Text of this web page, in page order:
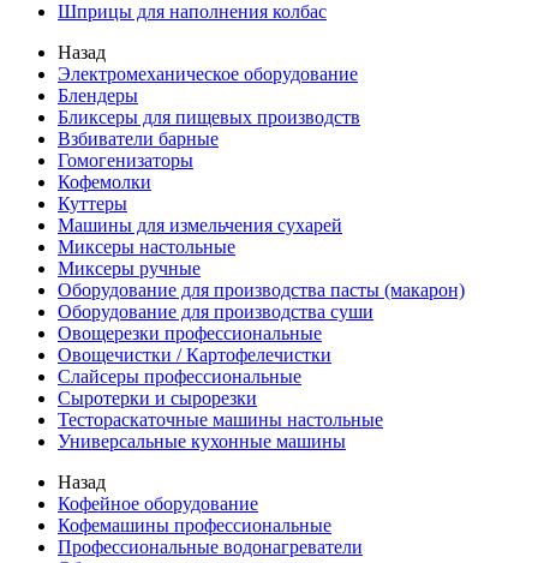
Шприцы для наполнения колбас
Назад
Электромеханическое оборудование
Блендеры
Бликсеры для пищевых производств
Взбиватели барные
Гомогенизаторы
Кофемолки
Куттеры
Машины для измельчения сухарей
Миксеры настольные
Миксеры ручные
Оборудование для производства пасты (макарон)
Оборудование для производства суши
Овощерезки профессиональные
Овощечистки / Картофелечистки
Слайсеры профессиональные
Сыротерки и сырорезки
Тестораскаточные машины настольные
Универсальные кухонные машины
Назад
Кофейное оборудование
Кофемашины профессиональные
Профессиональные водонагреватели